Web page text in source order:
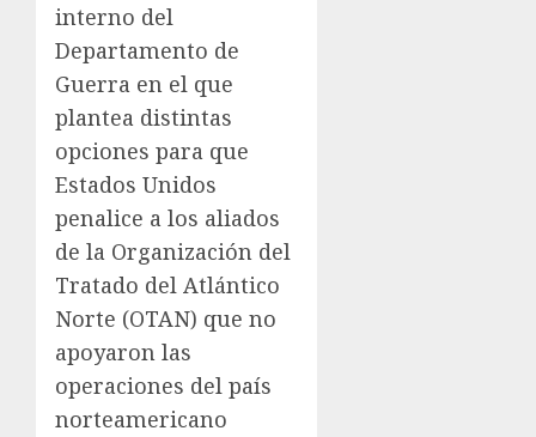
interno del
Departamento de
Guerra en el que
plantea distintas
opciones para que
Estados Unidos
penalice a los aliados
de la Organización del
Tratado del Atlántico
Norte (OTAN) que no
apoyaron las
operaciones del país
norteamericano